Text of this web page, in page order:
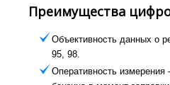
Преимущества
Объективность данных о
95, 98.
Оперативность